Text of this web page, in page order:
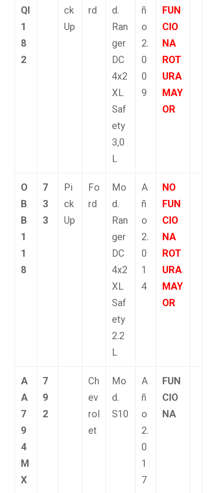
QI
1
8
2
ck
Up
rd
d.
Ran
ger
DC
4x2
XL
Saf
ety
3,0
L
ñ
o
2.
0
0
9
FUN
CIO
NA
ROT
URA
MAY
OR
O
B
B
1
1
8
7
3
3
Pi
ck
Up
Fo
rd
Mo
d.
Ran
ger
DC
4x2
XL
Saf
ety
2.2
L
A
ñ
o
2.
0
1
4
NO
FUN
CIO
NA
ROT
URA
MAY
OR
A
A
7
9
4
M
X
7
9
2
Ch
ev
rol
et
Mo
d.
S10
A
ñ
o
2.
0
1
7
FUN
CIO
NA